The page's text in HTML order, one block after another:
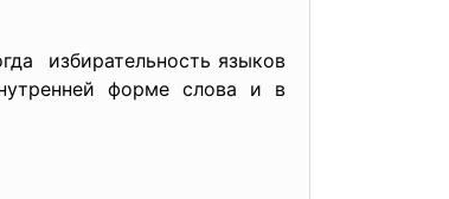
избирательность языков
форме слова и в